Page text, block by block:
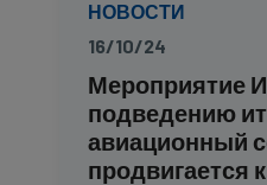
НОВОСТИ
16/10/24
Мероприятие
подведению
авиационный
продвигается